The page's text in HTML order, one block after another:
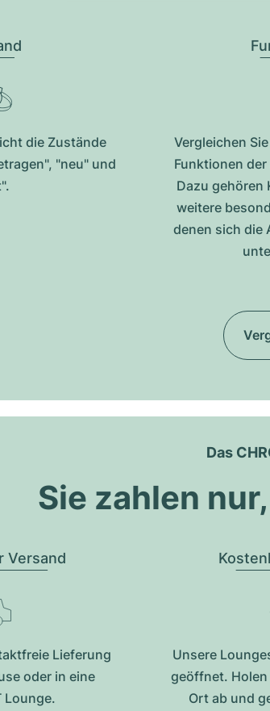
die Zustände
"neu" und
Vergleichen
Funktionen
Dazu gehören
weitere
denen sich die
Das
Sie zahlen
Versand
Lieferung
oder in eine
Lounge.
Unsere
geöffnet. Holen
Ort ab und